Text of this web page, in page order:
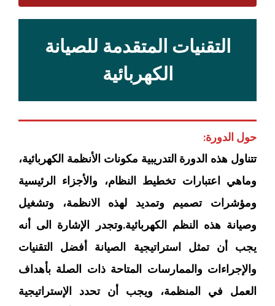
التقنيات المتقدمة للصيانة
الكهربائية
حول الدورة:
تتناول هذه الدورة التدريبية مكونات الأنظمة الكهربائية،
وماهي اعتبارات تخطيط النظام، والأجزاء الرئيسية
ومؤشرات تصميم وتمديد لهذه الانظمة، وتشغيل
وصيانة هذه النظم الكهربائية.وتجدر الإشارة الى أنه
يجب أن تمثل استراتيجية الصيانة أفضل التقنيات
والإجراءات والممارسات المتاحة ذات الصلة بأهداف
العمل في المنظمة، ويجب أن تحدد الإستراتيجية